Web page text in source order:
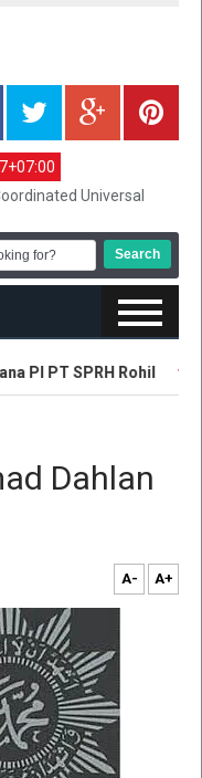
Universal
PT SPRH Rohil Plt
Dahlan
A- A+